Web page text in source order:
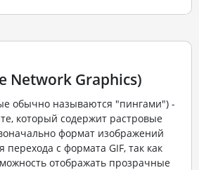
Network Graphics)
обычно называются "пингами") -
который содержит растровые
формат изображений
перехода с формата GIF, так как
отображать прозрачные